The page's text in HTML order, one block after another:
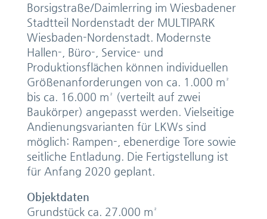
Borsigstraße/Daimlerring im Wiesbadener
Stadtteil Nordenstadt der MULTIPARK
Wiesbaden-Nordenstadt. Modernste
Hallen-, Büro-, Service- und
Produktionsflächen können individuellen
Größenanforderungen von ca. 1.000 m²
bis ca. 16.000 m² (verteilt auf zwei
Baukörper) angepasst werden. Vielseitige
Andienungsvarianten für LKWs sind
möglich: Rampen-, ebenerdige Tore sowie
seitliche Entladung. Die Fertigstellung ist
für Anfang 2020 geplant.
Objektdaten
Grundstück ca. 27.000 m²